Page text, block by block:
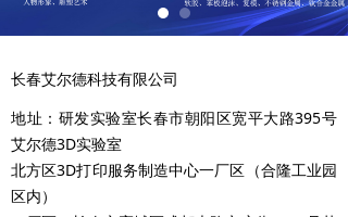
长春艾尔德科技有限公司
地址：研发实验室长春市朝阳区宽平大路395号
艾尔德3D实验室
北方区3D打印服务制造中心一厂区（合隆工业园
区内）